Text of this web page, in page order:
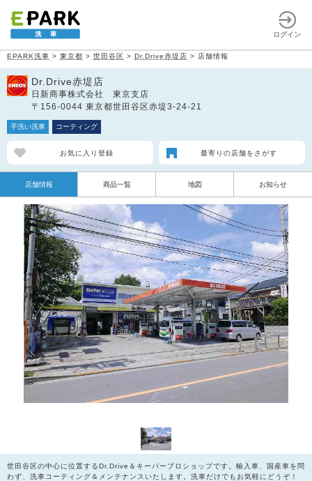
ログイン
EPARK洗車 > 東京都 > 世田谷区 > Dr.Drive赤堤店 > 店舗情報
Dr.Drive赤堤店
日新商事株式会社 東京支店
〒156-0044 東京都世田谷区赤堤3-24-21
手洗い洗車 コーティング
お気に入り登録 最寄りの店舗をさがす
店舗情報 商品一覧 地図 お知らせ
世田谷区の中心に位置するDr.Drive＆キーパープロショップです。輸入車、国産車を問
わず、洗車コーティング＆メンテナンスいたします。洗車だけでもお気軽にどうぞ！